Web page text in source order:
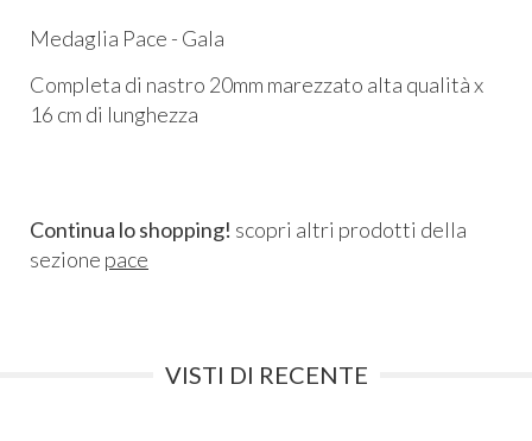
Medaglia Pace - Gala
Completa di nastro 20mm marezzato alta qualità x
16 cm di lunghezza
Continua lo shopping! scopri altri prodotti della
sezione pace
VISTI DI RECENTE